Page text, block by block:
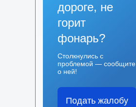
дороге, не
горит
фонарь?
Столкнулись с
проблемой — сообщите
о ней!
Подать жалобу